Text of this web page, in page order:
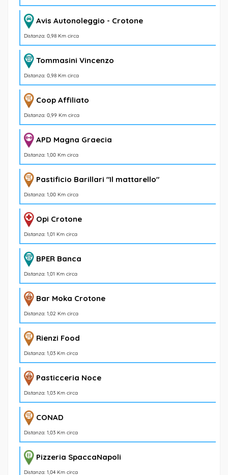
Avis Autonoleggio - Crotone
Distanza: 0,98 Km circa
Tommasini Vincenzo
Distanza: 0,98 Km circa
Coop Affiliato
Distanza: 0,99 Km circa
APD Magna Graecia
Distanza: 1,00 Km circa
Pastificio Barillari "Il mattarello"
Distanza: 1,00 Km circa
Opi Crotone
Distanza: 1,01 Km circa
BPER Banca
Distanza: 1,01 Km circa
Bar Moka Crotone
Distanza: 1,02 Km circa
Rienzi Food
Distanza: 1,03 Km circa
Pasticceria Noce
Distanza: 1,03 Km circa
CONAD
Distanza: 1,03 Km circa
Pizzeria SpaccaNapoli
Distanza: 1,04 Km circa